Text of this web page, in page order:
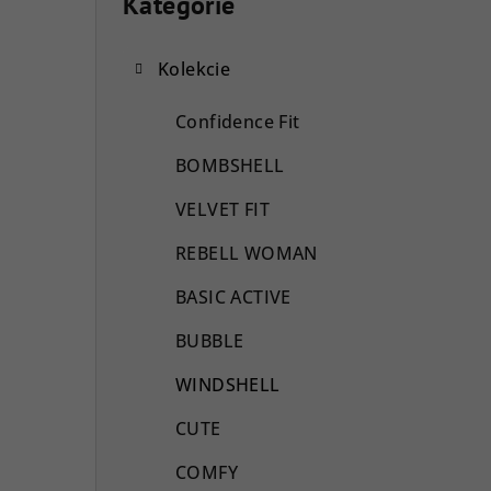
kategórie
Kolekcie
Confidence Fit
BOMBSHELL
VELVET FIT
REBELL WOMAN
BASIC ACTIVE
BUBBLE
WINDSHELL
CUTE
COMFY